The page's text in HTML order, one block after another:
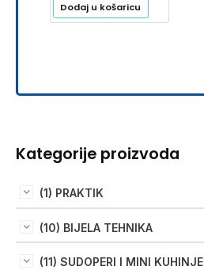
Kategorije proizvoda
(1) PRAKTIK
(10) BIJELA TEHNIKA
(11) SUDOPERI I MINI KUHINJE
Dodaj u košaricu